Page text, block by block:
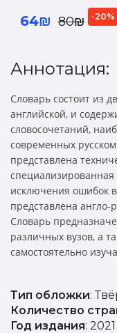
64₪ 80₪ -20%
Аннотация:
Словарь состоит из
английской, и
словосочетаний,
современных
представлена
специализированная
исключения ошибок
представлена англо-
Словарь
различных вузов, а
самостоятельно
Тип обложки:
Количество
Год издания: 2021